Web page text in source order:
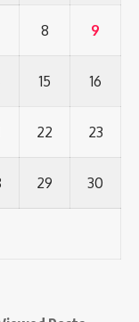
8 9
15 16
22 23
29 30